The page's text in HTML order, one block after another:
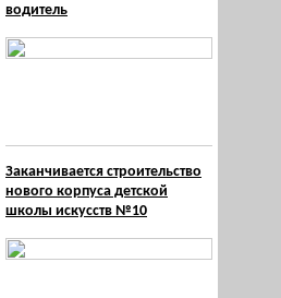
водитель
Заканчивается строительство
нового корпуса детской
школы искусств №10